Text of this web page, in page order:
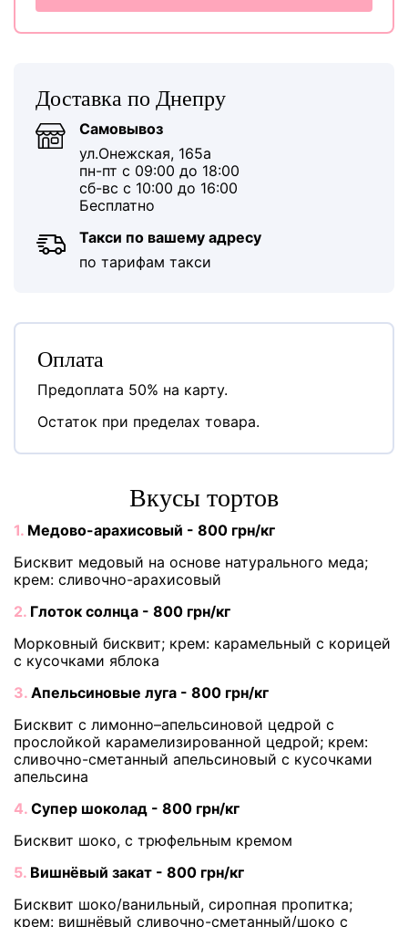
Доставка по Днепру
Самовывоз
ул.Онежская, 165а
пн-пт с 09:00 до 18:00
сб-вс с 10:00 до 16:00
Бесплатно
Такси по вашему адресу
по тарифам такси
Оплата
Предоплата 50% на карту.
Остаток при пределах товара.
Вкусы тортов
1. Медово-арахисовый - 800 грн/кг
Бисквит медовый на основе натурального меда;
крем: сливочно-арахисовый
2. Глоток солнца - 800 грн/кг
Морковный бисквит; крем: карамельный с корицей
с кусочками яблока
3. Апельсиновые луга - 800 грн/кг
Бисквит с лимонно–апельсиновой цедрой с
прослойкой карамелизированной цедрой; крем:
сливочно-сметанный апельсиновый с кусочками
апельсина
4. Супер шоколад - 800 грн/кг
Бисквит шоко, с трюфельным кремом
5. Вишнёвый закат - 800 грн/кг
Бисквит шоко/ванильный, сиропная пропитка;
крем: вишнёвый сливочно-сметанный/шоко с